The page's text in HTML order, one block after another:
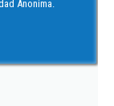
Anonima.